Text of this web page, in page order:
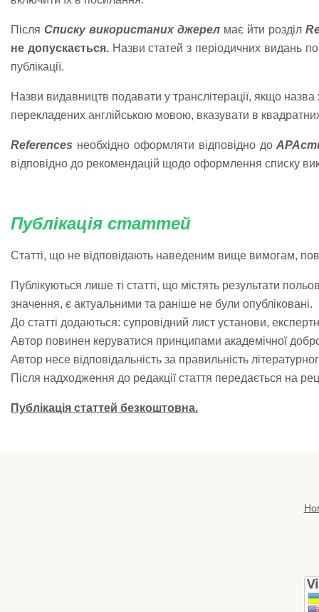
Після Списку використаних джерелмає йти розділ
не допускається.Назви статей з періодичних видань
публікації.
Назви видавництв подавати у транслітерації, якщо
перекладених англійською мовою, вказувати в
References необхідно оформляти відповідно доAPA
відповідно до рекомендацій щодо оформлення списку
Публікація статтей
Статті, що не відповідають наведеним вище вимогам,
Публікуються лише ті статті, що містять результати
значення, є актуальними та раніше не були опубліковані.
До статті додаються: супровідний лист установи,
Автор повинен керуватися принципами академічної
Автор несе відповідальність за правильність
Після надходження до редакції стаття передається на
Публікація статтей безкоштовна.